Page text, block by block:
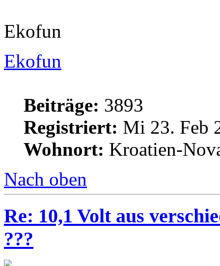
Ekofun
Ekofun
Beiträge: 3893
Registriert: Mi 23. Feb
Wohnort: Kroatien-
Nach oben
Re: 10,1 Volt aus
???